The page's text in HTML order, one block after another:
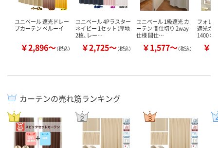
ユニベール 遮光ドレー
プカーテン ベルーイ
￥2,896～（税込）
ユニベール 4Pラスター
ネイビー 1セット（厚地
2枚、レー…
￥2,725～（税込）
ユニベール 1級遮光 カ
ーテン 間仕切り 2way
仕様 間仕…
￥1,577～（税込）
フォレ
遮光カ
￥
カーテンの売れ筋ランキング